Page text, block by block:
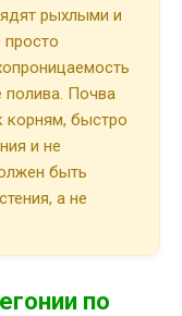
рыхлыми и
просто
полива. Почва
корням, быстро
и не
быть
а не
по